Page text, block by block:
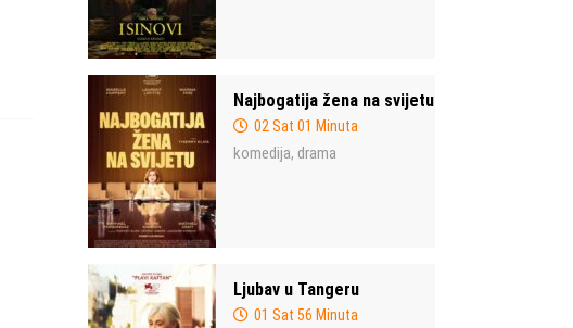
Najbogatija žena na svijetu
02 Sat 01 Minuta
komedija, drama
Ljubav u Tangeru
01 Sat 56 Minuta